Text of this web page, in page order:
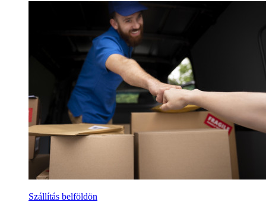
Szállítás belföldön